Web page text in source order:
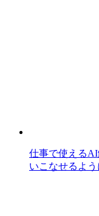
仕事で使えるAI
いこなせるよう